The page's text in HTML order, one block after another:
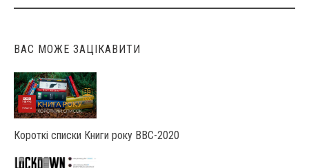
ВАС МОЖЕ ЗАЦІКАВИТИ
Короткі списки Книги року ВВС-2020